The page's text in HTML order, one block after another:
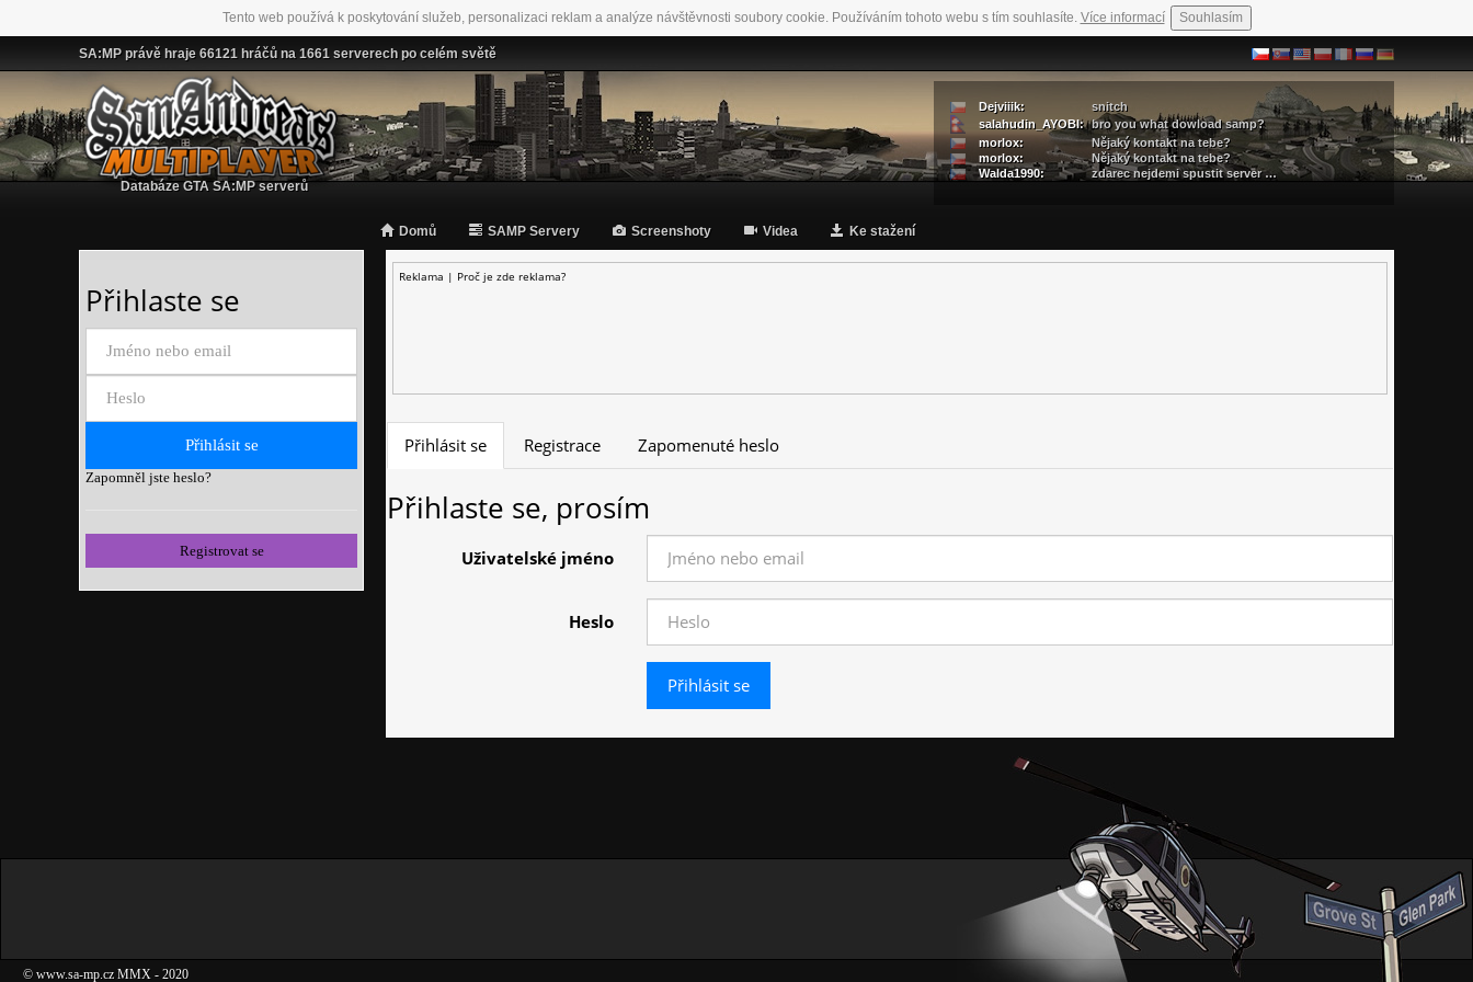
Tento web používá k poskytování služeb, personalizaci reklam a analýze návštěvnosti soubory cookie. Používáním tohoto webu s tím souhlasíte. Více informací Souhlasím
SA:MP právě hraje 66121 hráčů na 1661 serverech po celém světě
Databáze GTA SA:MP serverů
Dejviiik:
snitch
salahudin_AYOBI: bro you what dowload samp?
morlox:
Nějaký kontakt na tebe?
morlox:
Nějaký kontakt na tebe?
Walda1990:
zdarec nejdemi spustit server …
Domů SAMP Servery Screenshoty Videa Ke stažení
Reklama | Proč je zde reklama?
Přihlásit se Registrace Zapomenuté heslo
Přihlaste se, prosím
Uživatelské jméno
Heslo
Přihlaste se
Zapomněl jste heslo?
Registrovat se
© www.sa-mp.cz MMX - 2020